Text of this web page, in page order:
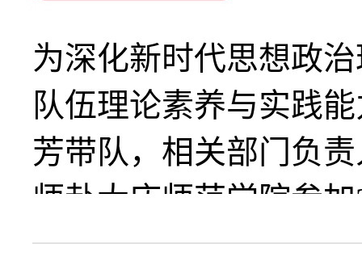
为深化新时代思想政
队伍理论素养与实践
芳带队，相关部门负
师赴大庆师范学院参加